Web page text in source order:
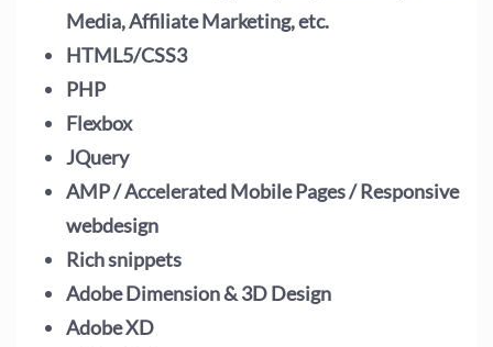
Media, Affiliate Marketing, etc.
HTML5/CSS3
PHP
Flexbox
JQuery
AMP / Accelerated Mobile Pages /Responsive
webdesign
Rich snippets
Adobe Dimension & 3D Design
Adobe XD